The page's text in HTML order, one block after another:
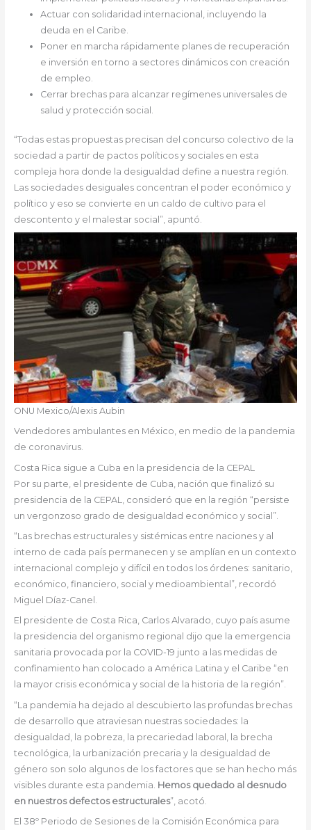
Actuar con solidaridad internacional, incluyendo la
deuda en el Caribe.
Poner en marcha rápidamente planes de recuperación
e inversión en torno a sectores dinámicos con creación
de empleo.
Cerrar brechas para alcanzar regímenes universales de
salud y protección social.
“Todas estas propuestas precisan del concurso colectivo de la
sociedad a partir de pactos políticos y sociales en esta
compleja hora donde la desigualdad define a nuestra región.
Las sociedades desiguales concentran el poder económico y
político y eso se convierte en un caldo de cultivo para el
descontento y el malestar social”, apuntó.
ONU Mexico/Alexis Aubin
Vendedores ambulantes en México, en medio de la pandemia
de coronavirus.
Costa Rica sigue a Cuba en la presidencia de la CEPAL
Por su parte, el presidente de Cuba, nación que finalizó su
presidencia de la CEPAL, consideró que en la región “persiste
un vergonzoso grado de desigualdad económico y social”.
“Las brechas estructurales y sistémicas entre naciones y al
interno de cada país permanecen y se amplían en un contexto
internacional complejo y difícil en todos los órdenes: sanitario,
económico, financiero, social y medioambiental”, recordó
Miguel Díaz-Canel.
El presidente de Costa Rica, Carlos Alvarado, cuyo país asume
la presidencia del organismo regional dijo que la emergencia
sanitaria provocada por la COVID-19 junto a las medidas de
confinamiento han colocado a América Latina y el Caribe “en
la mayor crisis económica y social de la historia de la región”.
“La pandemia ha dejado al descubierto las profundas brechas
de desarrollo que atraviesan nuestras sociedades: la
desigualdad, la pobreza, la precariedad laboral, la brecha
tecnológica, la urbanización precaria y la desigualdad de
género son solo algunos de los factores que se han hecho más
visibles durante esta pandemia. Hemos quedado al desnudo
en nuestros defectos estructurales”, acotó.
El 38º Periodo de Sesiones de la Comisión Económica para